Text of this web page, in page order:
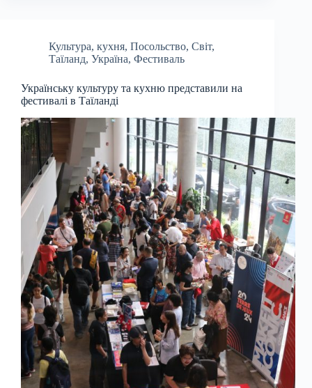
Культура, кухня, Посольство, Світ,
Таїланд, Україна, Фестиваль
Українську культуру та кухню представили на
фестивалі в Таїланді